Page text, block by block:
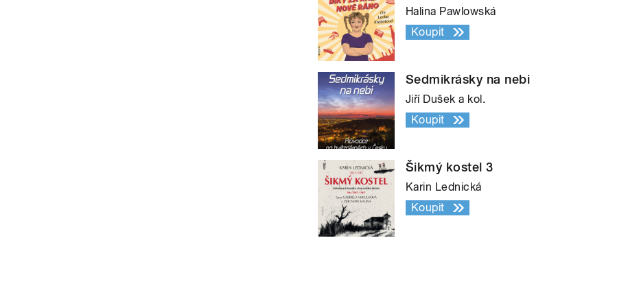
Halina Pawlowská
Koupit
Sedmikrásky na nebi
Jiří Dušek a kol.
Koupit
Šikmý kostel 3
Karin Lednická
Koupit